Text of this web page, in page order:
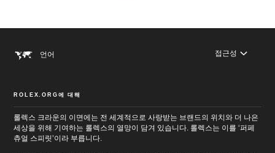
언어 접근성
ROLEX.ORG에 대해
롤렉스 크라운의 이면에는 전 세계적으로 사랑받는 브랜드의 위치와 더 나은
세상을 위해 기여하는 롤렉스의 열망이 담겨 있습니다. 롤렉스는 이를 ‘퍼페
츄얼 스피릿’이라 부릅니다.